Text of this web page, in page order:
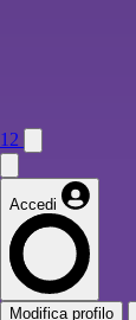
12
Accedi
Modifica profilo